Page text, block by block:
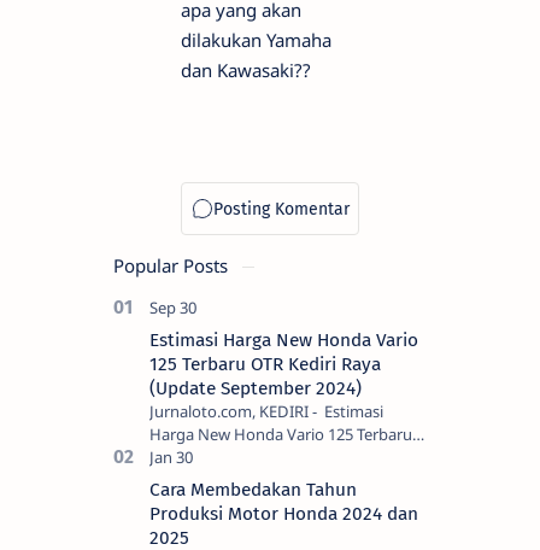
apa yang akan
dilakukan Yamaha
dan Kawasaki??
Popular Posts
Estimasi Harga New Honda Vario
125 Terbaru OTR Kediri Raya
(Update September 2024)
Jurnaloto.com, KEDIRI - Estimasi
Harga New Honda Vario 125 Terbaru
OTR Kediri Raya (Update September
2024) Brosis sekalian, PT Astra Honda
Motor (AH…
Cara Membedakan Tahun
Produksi Motor Honda 2024 dan
2025